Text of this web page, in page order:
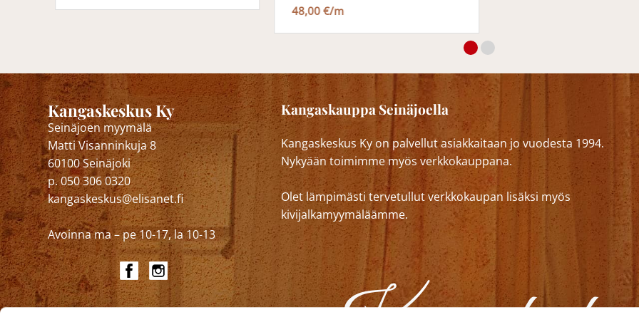
48,00 €/m
Kangaskeskus Ky
Seinäjoen myymälä
Matti Visanninkuja 8
60100 Seinäjoki
p. 050 306 0320
kangaskeskus@elisanet.fi
Avoinna ma – pe 10-17, la 10-13
Kangaskauppa Seinäjoella
Kangaskeskus Ky on palvellut asiakkaitaan jo vuodesta 1994.
Nykyään toimimme myös verkkokauppana.
Olet lämpimästi tervetullut verkkokaupan lisäksi myös
kivijalkamyymäläämme.